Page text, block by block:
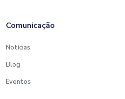
Comunicação
Notícias
Blog
Eventos